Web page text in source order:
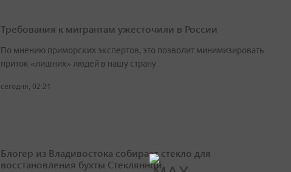
Требования к мигрантам ужесточили в России
По мнению приморских экспертов, это позволит минимизировать
приток «лишних» людей в нашу страну
сегодня, 02:21
Блогер из Владивостока собирает стекло для
восстановления бухты Стеклянной